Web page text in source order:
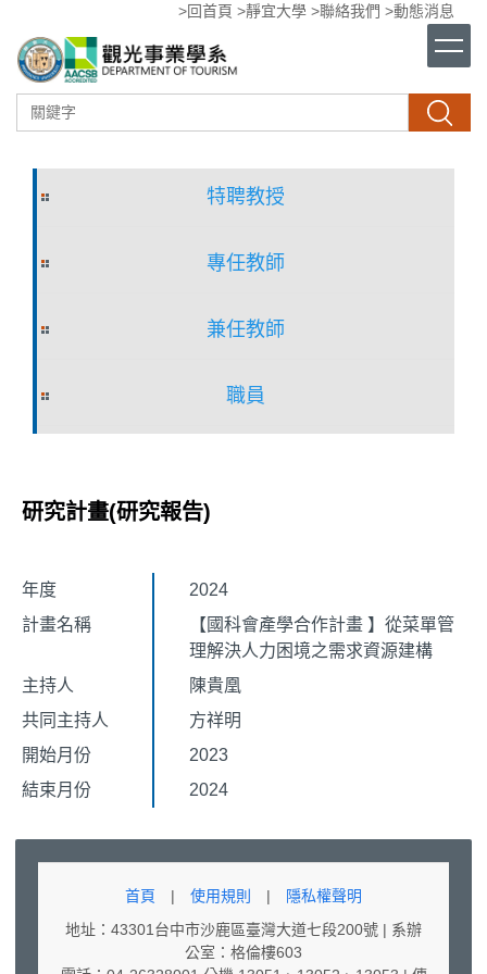
主
容
>回首頁 >靜宜大學 >聯絡我們 >動態消息
搜尋
特聘教授
專任教師
兼任教師
職員
研究計畫(研究報告)
年度
2024
計畫名稱
【國科會產學合作計畫 】從菜單管
理解決人力困境之需求資源建構
主持人
陳貴凰
共同主持人
方祥明
開始月份
2023
結束月份
2024
首頁 | 使用規則 |
隱私權聲明
地址：43301台中市沙鹿區臺灣大道七段200號 | 系辦
公室：格倫樓603